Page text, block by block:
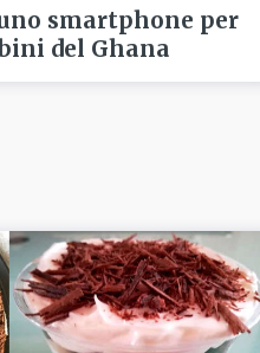
smartphone per
del Ghana